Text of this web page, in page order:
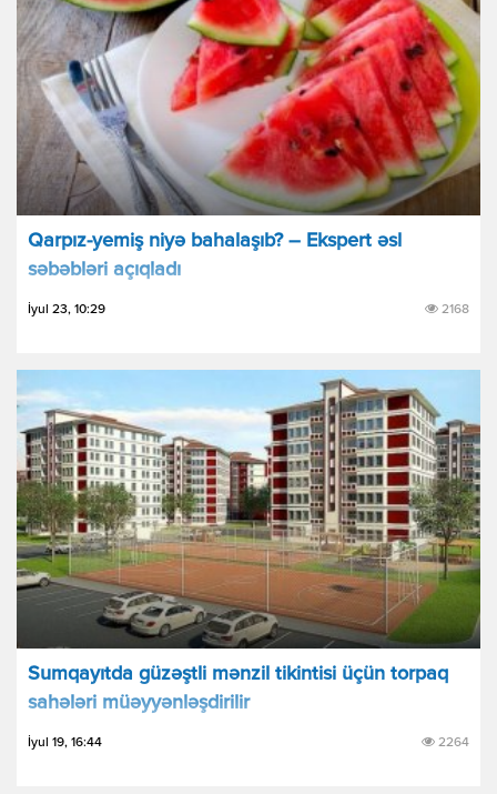
Qarpız-yemiş niyə bahalaşıb? – Ekspert əsl
səbəbləri açıqladı
İyul 23, 10:29 2168
Sumqayıtda güzəştli mənzil tikintisi üçün torpaq
sahələri müəyyənləşdirilir
İyul 19, 16:44 2264